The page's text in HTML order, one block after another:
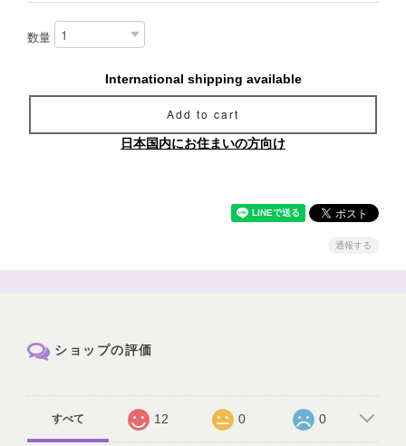
数量
International shipping available
Add to cart
日本国内にお住まいの方向け
通報する
ショップの評価
すべて 12 0 0